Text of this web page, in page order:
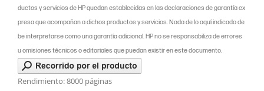
ductos y servicios de HP quedan establecidas en las declaraciones de garantía ex
presa que acompañan a dichos productos y servicios. Nada de lo aquí indicado de
be interpretarse como una garantía adicional. HP no se responsabiliza de errores
u omisiones técnicos o editoriales que puedan existir en este documento.
Rendimiento: 8000 páginas